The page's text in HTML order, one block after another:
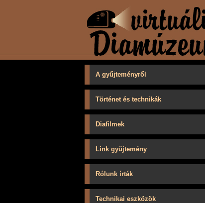
A gyűjteményről
Történet és technikák
Diafilmek
Link gyűjtemény
Rólunk írták
Technikai eszközök